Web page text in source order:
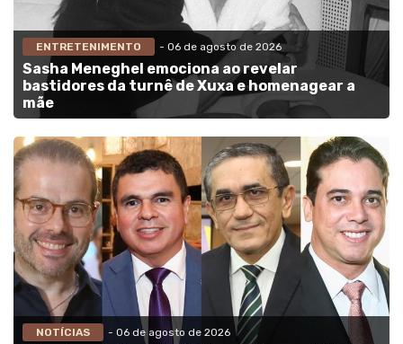
ENTRETENIMENTO - 06 de agosto de 2026
Sasha Meneghel emociona ao revelar
bastidores da turnê de Xuxa e homenagear a
mãe
NOTÍCIAS - 06 de agosto de 2026